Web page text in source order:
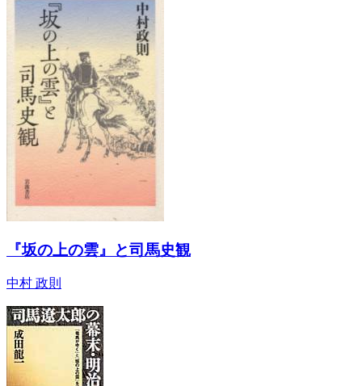
『坂の上の雲』と司馬史観
中村 政則